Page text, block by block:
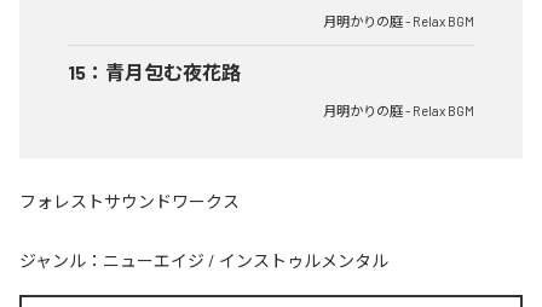
月明かりの庭 - Relax BGM
15 ： 青月包む夜花路
月明かりの庭 - Relax BGM
フォレストサウンドワークス
ジャンル： ニューエイジ / インストゥルメンタル